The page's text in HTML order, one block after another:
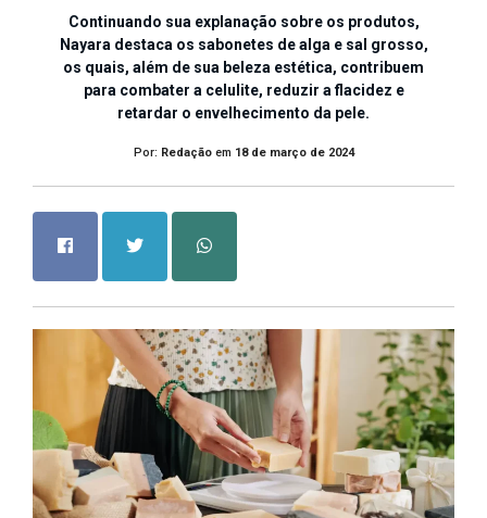
Continuando sua explanação sobre os produtos,
Nayara destaca os sabonetes de alga e sal grosso,
os quais, além de sua beleza estética, contribuem
para combater a celulite, reduzir a flacidez e
retardar o envelhecimento da pele.
Por: Redaçãoem 18 de março de 2024